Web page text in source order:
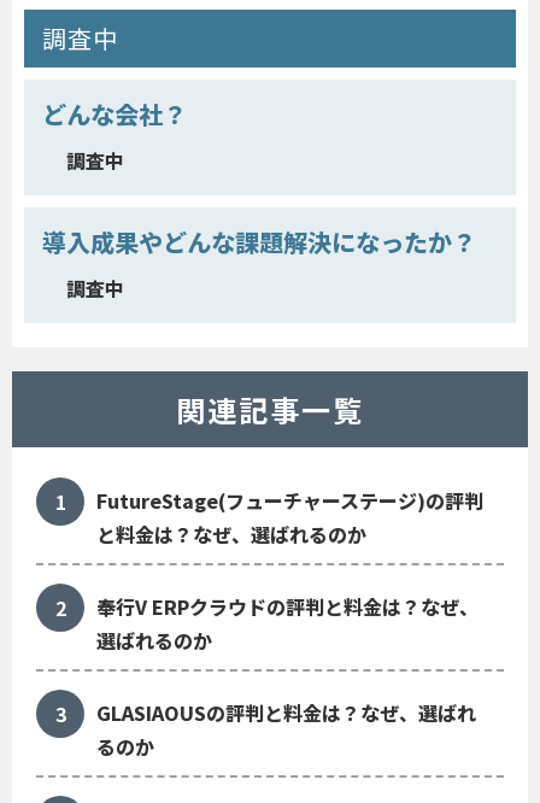
調査中
どんな会社？
調査中
導入成果やどんな課題解決になったか？
調査中
関連記事一覧
FutureStage(フューチャーステージ)の評判
と料金は？なぜ、選ばれるのか
奉行V ERPクラウドの評判と料金は？なぜ、
選ばれるのか
GLASIAOUSの評判と料金は？なぜ、選ばれ
るのか